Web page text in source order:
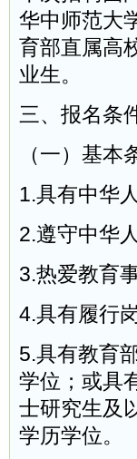
华中师范大
育部直属高
业生。
三、报名条
（一）基本
1.具有中华
2.遵守中华
3.热爱教育
4.具有履行
5.具有教育
学位；或具
士研究生及
学历学位。